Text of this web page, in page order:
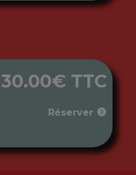
30.00€ TTC
Réserver